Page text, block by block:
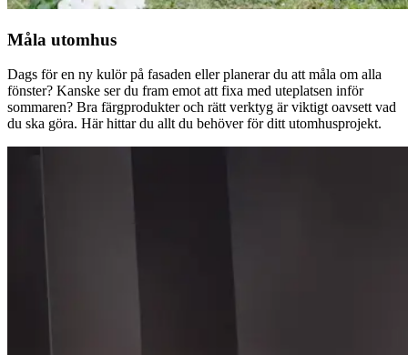
Måla utomhus
Dags för en ny kulör på fasaden eller planerar du att måla om alla
fönster? Kanske ser du fram emot att fixa med uteplatsen inför
sommaren? Bra färgprodukter och rätt verktyg är viktigt oavsett vad
du ska göra. Här hittar du allt du behöver för ditt utomhusprojekt.